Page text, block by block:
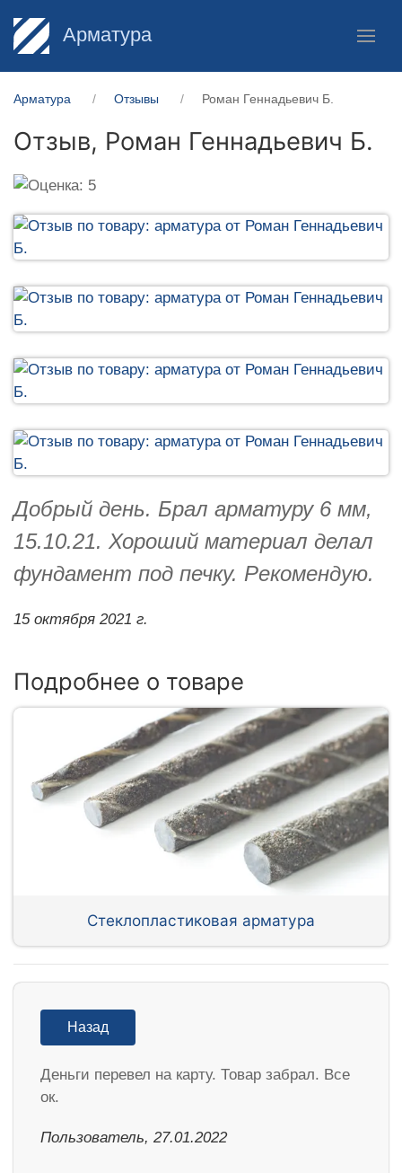
Арматура
Арматура Отзывы Роман Геннадьевич Б.
Отзыв, Роман Геннадьевич Б.
Добрый день. Брал арматуру 6 мм,
15.10.21. Хороший материал делал
фундамент под печку. Рекомендую.
15 октября 2021 г.
Подробнее о товаре
Стеклопластиковая арматура
Назад
Деньги перевел на карту. Товар забрал. Все
ок.
Пользователь, 27.01.2022